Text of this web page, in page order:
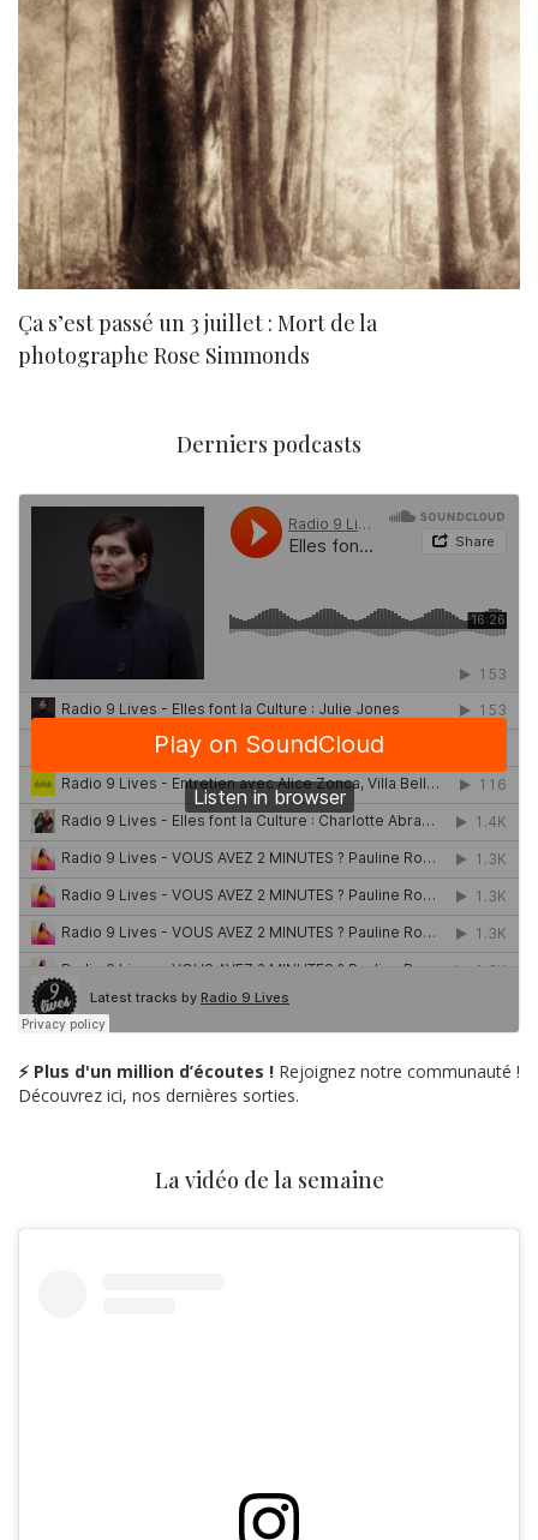
Ça s’est passé un 3 juillet : Mort de la
photographe Rose Simmonds
Derniers podcasts
⚡ Plus d'un million d’écoutes ! Rejoignez notre communauté !
Découvrez ici, nos dernières sorties.
La vidéo de la semaine